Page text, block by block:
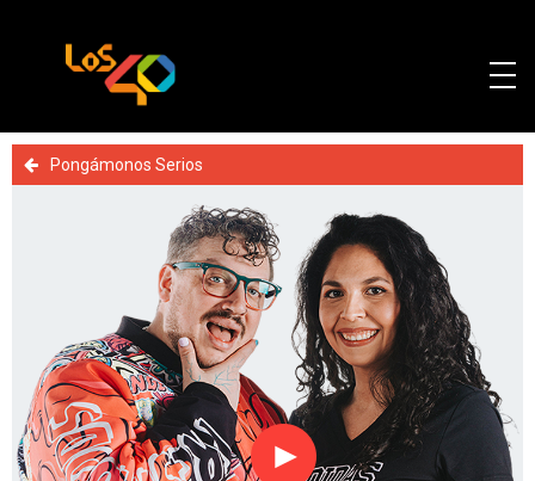
Pongámonos Serios
Reproducir